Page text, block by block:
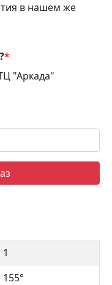
в нашем же
*
"Аркада"
1
155°